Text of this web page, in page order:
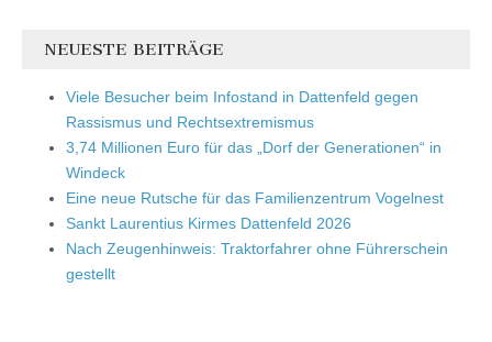
NEUESTE BEITRÄGE
Viele Besucher beim Infostand in Dattenfeld gegen
Rassismus und Rechtsextremismus
3,74 Millionen Euro für das „Dorf der Generationen“ in
Windeck
Eine neue Rutsche für das Familienzentrum Vogelnest
Sankt Laurentius Kirmes Dattenfeld 2026
Nach Zeugenhinweis: Traktorfahrer ohne Führerschein
gestellt